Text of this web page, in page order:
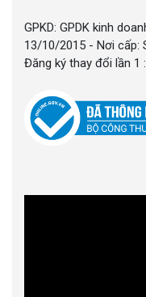
GPKD: GPDK kinh
13/10/2015 - Nơi cấp:
Đăng ký thay đổi lần 1